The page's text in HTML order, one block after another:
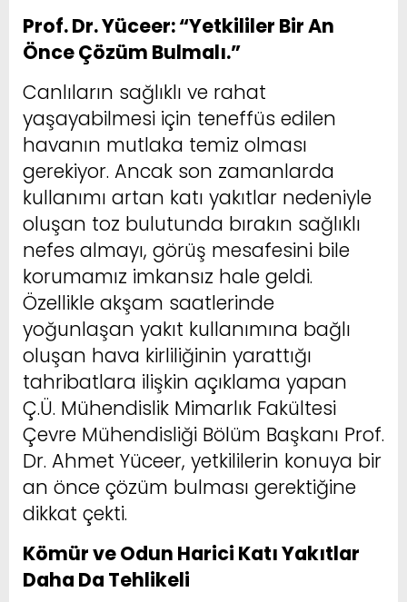
Prof. Dr. Yüceer: “Yetkililer Bir An
Önce Çözüm Bulmalı.”
Canlıların sağlıklı ve rahat
yaşayabilmesi için teneffüs edilen
havanın mutlaka temiz olması
gerekiyor. Ancak son zamanlarda
kullanımı artan katı yakıtlar nedeniyle
oluşan toz bulutunda bırakın sağlıklı
nefes almayı, görüş mesafesini bile
korumamız imkansız hale geldi.
Özellikle akşam saatlerinde
yoğunlaşan yakıt kullanımına bağlı
oluşan hava kirliliğinin yarattığı
tahribatlara ilişkin açıklama yapan
Ç.Ü. Mühendislik Mimarlık Fakültesi
Çevre Mühendisliği Bölüm Başkanı Prof.
Dr. Ahmet Yüceer, yetkililerin konuya bir
an önce çözüm bulması gerektiğine
dikkat çekti.
Kömür ve Odun Harici Katı Yakıtlar
Daha Da Tehlikeli